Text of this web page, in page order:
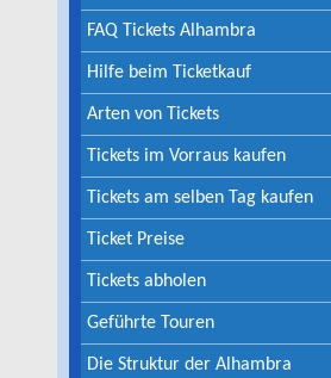
FAQ Tickets Alhambra
Hilfe beim Ticketkauf
Arten von Tickets
Tickets im Vorraus kaufen
Tickets am selben Tag kaufen
Ticket Preise
Tickets abholen
Geführte Touren
Die Struktur der Alhambra